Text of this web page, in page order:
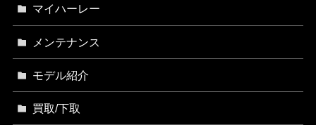
マイハーレー
メンテナンス
モデル紹介
買取/下取